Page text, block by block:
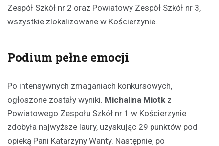
Zespół Szkół nr 2 oraz Powiatowy Zespół Szkół nr 3,
wszystkie zlokalizowane w Kościerzynie.
Podium pełne emocji
Po intensywnych zmaganiach konkursowych,
ogłoszone zostały wyniki. Michalina Miotk z
Powiatowego Zespołu Szkół nr 1 w Kościerzynie
zdobyła najwyższe laury, uzyskując 29 punktów pod
opieką Pani Katarzyny Wanty. Następnie, po